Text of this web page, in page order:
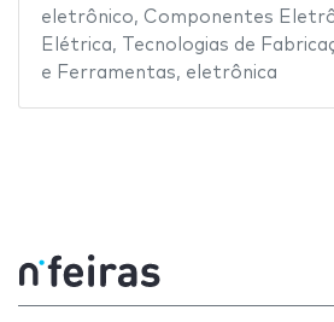
eletrônico, Componentes
Elétrica, Tecnologias de
e Ferramentas, eletrônica